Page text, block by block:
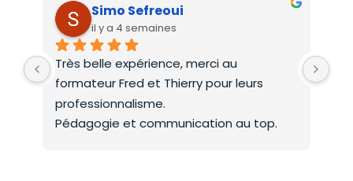
Simo Sefreoui
il y a 4 semaines
Très belle expérience, merci au
formateur Fred et Thierry pour leurs
professionnalisme.
Pédagogie et communication au top.